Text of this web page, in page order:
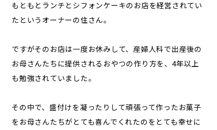
もともとランチとシフォンケーキのお店を経営されてい
たというオーナーの住さん。
ですがそのお店は一度お休みして、産婦人科で出産後の
お母さんたちに提供されるおやつの作り方を、4年以上
も勉強されていました。
その中で、盛付けを凝ったりして頑張って作ったお菓子
をお母さんたちがとても喜んでくれたのをとても幸せに